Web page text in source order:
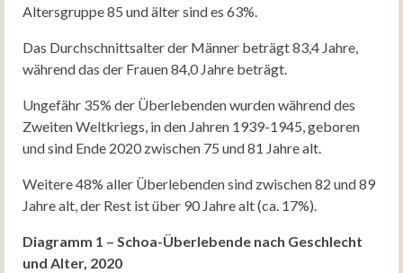
Altersgruppe 85 und älter sind es 63%.
Das Durchschnittsalter der Männer beträgt 83,4 Jahre,
während das der Frauen 84,0 Jahre beträgt.
Ungefähr 35% der Überlebenden wurden während des
Zweiten Weltkriegs, in den Jahren 1939-1945, geboren
und sind Ende 2020 zwischen 75 und 81 Jahre alt.
Weitere 48% aller Überlebenden sind zwischen 82 und 89
Jahre alt, der Rest ist über 90 Jahre alt (ca. 17%).
Diagramm 1 – Schoa-Überlebende nach Geschlecht
und Alter, 2020